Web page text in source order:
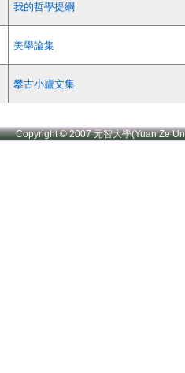
我的哲學提綱
美學論集
攀古小廬文集
Copyright © 2007 元智大學(Yuan Ze